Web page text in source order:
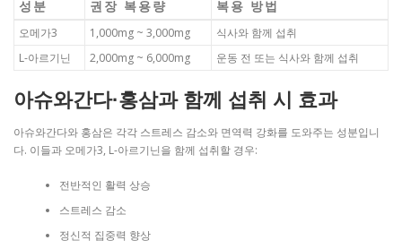
성분 권장 복용량 복용 방법
오메가3 1,000mg ~ 3,000mg
식사와 함께 섭취
L-아르기닌
2,000mg ~ 6,000mg 운동 전 또는 식사와 함께 섭취
아슈와간다·홍삼과 함께 섭취 시 효과
아슈와간다와 홍삼은 각각 스트레스 감소와 면역력 강화를 도와주는 성분입니
다. 이들과 오메가3, L-아르기닌을 함께 섭취할 경우:
전반적인 활력 상승
스트레스 감소
정신적 집중력 향상